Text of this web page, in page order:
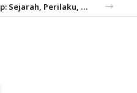
Mengenal Rayap: Sejarah, Perilaku, dan Mengapa Anda Butuh Jasa Anti Rayap